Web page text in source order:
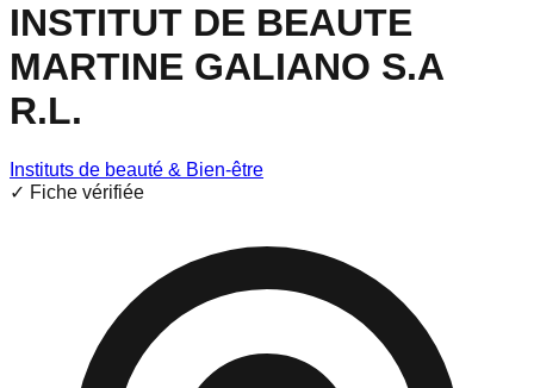
INSTITUT DE BEAUTE
MARTINE GALIANO S.A
R.L.
Instituts de beauté & Bien-être
✓ Fiche vérifiée